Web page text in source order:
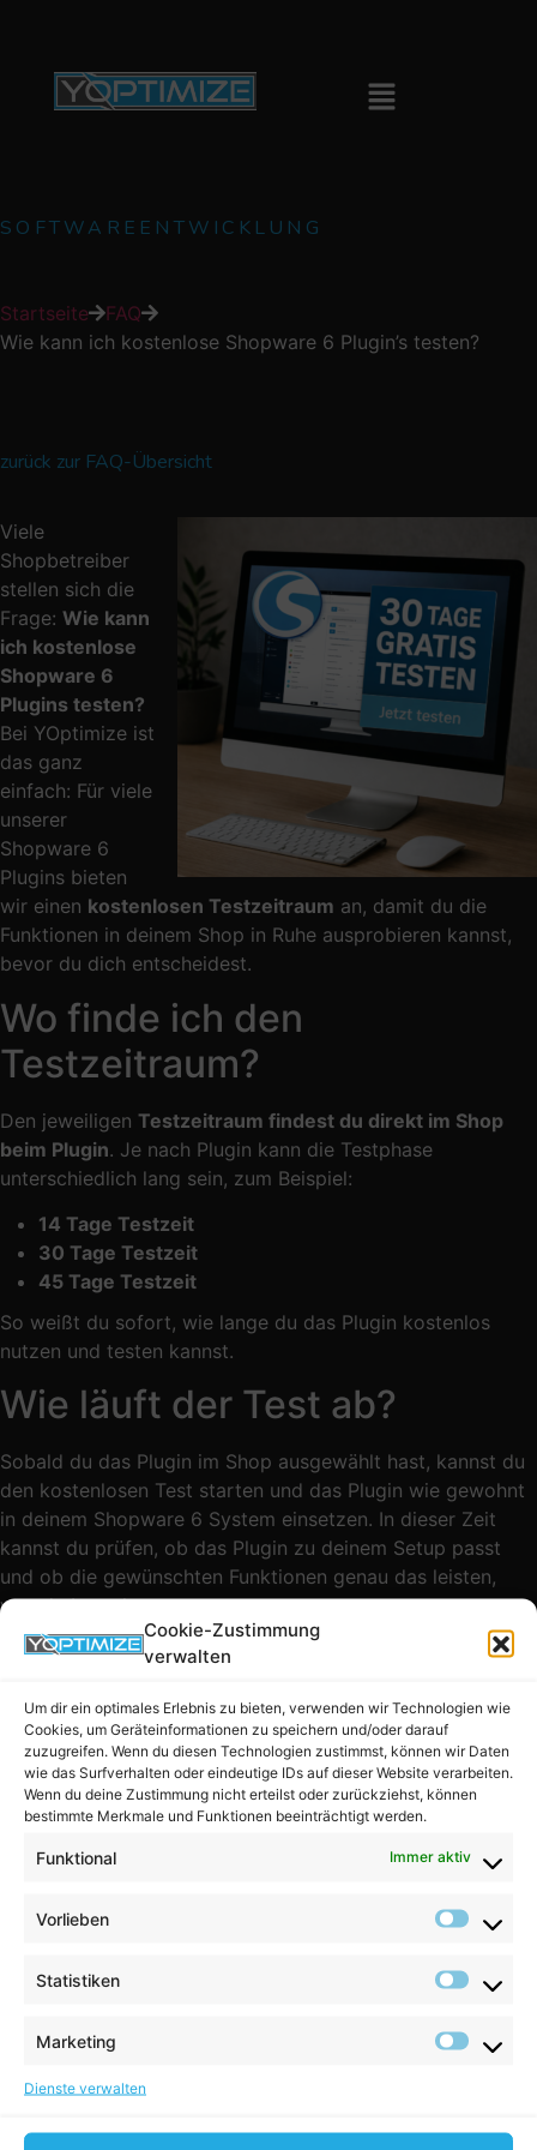
Cookie-Zustimmung
verwalten
Um dir ein optimales Erlebnis zu bieten, verwenden wir Technologien wie
Cookies, um Geräteinformationen zu speichern und/oder darauf
zuzugreifen. Wenn du diesen Technologien zustimmst, können wir Daten
wie das Surfverhalten oder eindeutige IDs auf dieser Website verarbeiten.
Wenn du deine Zustimmung nicht erteilst oder zurückziehst, können
bestimmte Merkmale und Funktionen beeinträchtigt werden.
Funktional Immer aktiv
Vorlieben
Statistiken
Marketing
Dienste verwalten
SOFTWAREENTWICKLUNG
Startseite
FAQ
Wie kann ich kostenlose Shopware 6 Plugin’s testen?
zurück zur FAQ-Übersicht
Viele
Shopbetreiber
stellen sich die
Frage: Wie kann
ich kostenlose
Shopware 6
Plugins testen?
Bei YOptimize ist
das ganz
einfach: Für viele
unserer
Shopware 6
Plugins bieten
wir einen kostenlosen Testzeitraum an, damit du die
Funktionen in deinem Shop in Ruhe ausprobieren kannst,
bevor du dich entscheidest.
Wo finde ich den
Testzeitraum?
Den jeweiligen Testzeitraum findest du direkt im Shop
beim Plugin. Je nach Plugin kann die Testphase
unterschiedlich lang sein, zum Beispiel:
14 Tage Testzeit
30 Tage Testzeit
45 Tage Testzeit
So weißt du sofort, wie lange du das Plugin kostenlos
nutzen und testen kannst.
Wie läuft der Test ab?
Sobald du das Plugin im Shop ausgewählt hast, kannst du
den kostenlosen Test starten und das Plugin wie gewohnt
in deinem Shopware 6 System einsetzen. In dieser Zeit
kannst du prüfen, ob das Plugin zu deinem Setup passt
und ob die gewünschten Funktionen genau das leisten,
was du brauchst.
Warum lohnt sich das
Testen?
Ein kostenloser Test hilft dir dabei, die richtige
Entscheidung zu treffen – ohne Risiko:
Du siehst sofort, ob das Plugin zu deinem Workflow
Du kannst Funktionen und Performance realistisch
Du entscheidest erst nach dem Test, ob du kaufen
Fazit
unkompliziert möglich. Der jeweilige Testzeitraum steht